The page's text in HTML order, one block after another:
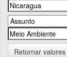
Retornar valores